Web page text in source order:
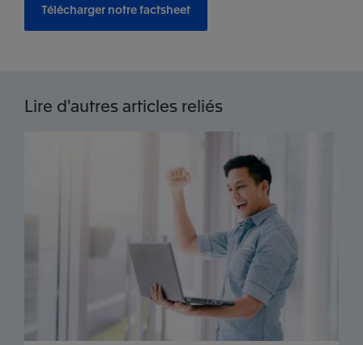
Télécharger notre factsheet
Lire d'autres articles reliés